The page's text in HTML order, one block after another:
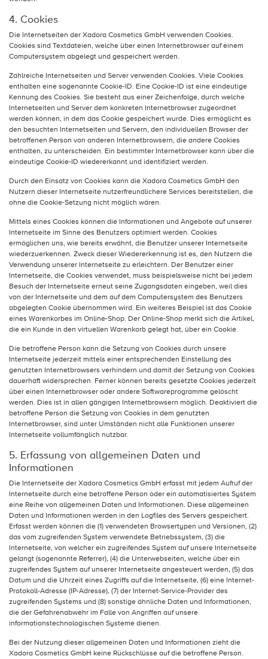
4. Cookies
Die Internetseiten der Xadora Cosmetics GmbH verwenden Cookies.
Cookies sind Textdateien, welche über einen Internetbrowser auf einem
Computersystem abgelegt und gespeichert werden.
Zahlreiche Internetseiten und Server verwenden Cookies. Viele Cookies
enthalten eine sogenannte Cookie-ID. Eine Cookie-ID ist eine eindeutige
Kennung des Cookies. Sie besteht aus einer Zeichenfolge, durch welche
Internetseiten und Server dem konkreten Internetbrowser zugeordnet
werden können, in dem das Cookie gespeichert wurde. Dies ermöglicht es
den besuchten Internetseiten und Servern, den individuellen Browser der
betroffenen Person von anderen Internetbrowsern, die andere Cookies
enthalten, zu unterscheiden. Ein bestimmter Internetbrowser kann über die
eindeutige Cookie-ID wiedererkannt und identifiziert werden.
Durch den Einsatz von Cookies kann die Xadora Cosmetics GmbH den
Nutzern dieser Internetseite nutzerfreundlichere Services bereitstellen, die
ohne die Cookie-Setzung nicht möglich wären.
Mittels eines Cookies können die Informationen und Angebote auf unserer
Internetseite im Sinne des Benutzers optimiert werden. Cookies
ermöglichen uns, wie bereits erwähnt, die Benutzer unserer Internetseite
wiederzuerkennen. Zweck dieser Wiedererkennung ist es, den Nutzern die
Verwendung unserer Internetseite zu erleichtern. Der Benutzer einer
Internetseite, die Cookies verwendet, muss beispielsweise nicht bei jedem
Besuch der Internetseite erneut seine Zugangsdaten eingeben, weil dies
von der Internetseite und dem auf dem Computersystem des Benutzers
abgelegten Cookie übernommen wird. Ein weiteres Beispiel ist das Cookie
eines Warenkorbes im Online-Shop. Der Online-Shop merkt sich die Artikel,
die ein Kunde in den virtuellen Warenkorb gelegt hat, über ein Cookie.
Die betroffene Person kann die Setzung von Cookies durch unsere
Internetseite jederzeit mittels einer entsprechenden Einstellung des
genutzten Internetbrowsers verhindern und damit der Setzung von Cookies
dauerhaft widersprechen. Ferner können bereits gesetzte Cookies jederzeit
über einen Internetbrowser oder andere Softwareprogramme gelöscht
werden. Dies ist in allen gängigen Internetbrowsern möglich. Deaktiviert die
betroffene Person die Setzung von Cookies in dem genutzten
Internetbrowser, sind unter Umständen nicht alle Funktionen unserer
Internetseite vollumfänglich nutzbar.
5. Erfassung von allgemeinen Daten und
Informationen
Die Internetseite der Xadora Cosmetics GmbH erfasst mit jedem Aufruf der
Internetseite durch eine betroffene Person oder ein automatisiertes System
eine Reihe von allgemeinen Daten und Informationen. Diese allgemeinen
Daten und Informationen werden in den Logfiles des Servers gespeichert.
Erfasst werden können die (1) verwendeten Browsertypen und Versionen, (2)
das vom zugreifenden System verwendete Betriebssystem, (3) die
Internetseite, von welcher ein zugreifendes System auf unsere Internetseite
gelangt (sogenannte Referrer), (4) die Unterwebseiten, welche über ein
zugreifendes System auf unserer Internetseite angesteuert werden, (5) das
Datum und die Uhrzeit eines Zugriffs auf die Internetseite, (6) eine Internet-
Protokoll-Adresse (IP-Adresse), (7) der Internet-Service-Provider des
zugreifenden Systems und (8) sonstige ähnliche Daten und Informationen,
die der Gefahrenabwehr im Falle von Angriffen auf unsere
informationstechnologischen Systeme dienen.
Bei der Nutzung dieser allgemeinen Daten und Informationen zieht die
Xadora Cosmetics GmbH keine Rückschlüsse auf die betroffene Person.